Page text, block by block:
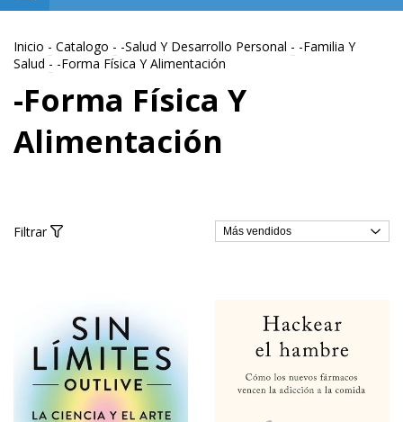
Inicio - Catalogo - -Salud Y Desarrollo Personal - -Familia Y
Salud - -Forma Física Y Alimentación
-Forma Física Y
Alimentación
Filtrar